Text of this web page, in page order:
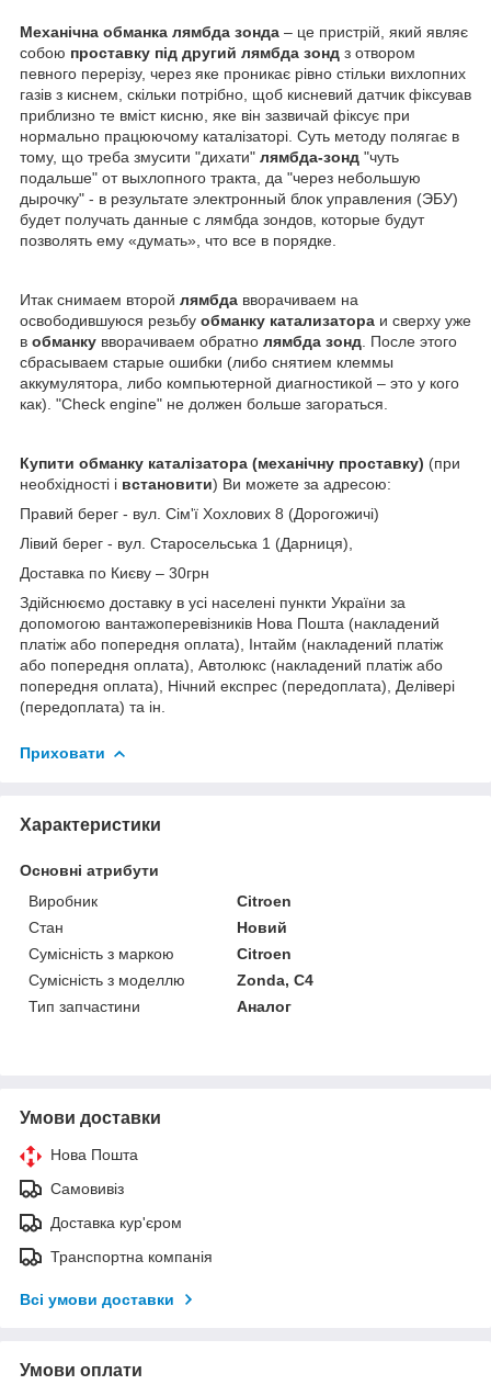
Механічна обманка лямбда зонда – це пристрій, який являє
собою проставку під другий лямбда зонд з отвором
певного перерізу, через яке проникає рівно стільки вихлопних
газів з киснем, скільки потрібно, щоб кисневий датчик фіксував
приблизно те вміст кисню, яке він зазвичай фіксує при
нормально працюючому каталізаторі. Суть методу полягає в
тому, що треба змусити "дихати" лямбда-зонд "чуть
подальше" от выхлопного тракта, да "через небольшую
дырочку" - в результате электронный блок управления (ЭБУ)
будет получать данные с лямбда зондов, которые будут
позволять ему «думать», что все в порядке.
Итак снимаем второй лямбда вворачиваем на
освободившуюся резьбу обманку катализатора и сверху уже
в обманку вворачиваем обратно лямбда зонд . После этого
сбрасываем старые ошибки (либо снятием клеммы
аккумулятора, либо компьютерной диагностикой – это у кого
как). "Check engine" не должен больше загораться.
Купити обманку каталізатора (механічну проставку) (при
необхідності і встановити) Ви можете за адресою:
Правий берег - вул. Сім'ї Хохлових 8 (Дорогожичі)
Лівий берег - вул. Старосельська 1 (Дарниця),
Доставка по Києву – 30грн
Здійснюємо доставку в усі населені пункти України за
допомогою вантажоперевізників Нова Пошта (накладений
платіж або попередня оплата), Інтайм (накладений платіж
або попередня оплата), Автолюкс (накладений платіж або
попередня оплата), Нічний експрес (передоплата), Делівері
(передоплата) та ін.
Приховати
Характеристики
Основні атрибути
Виробник
Citroen
Стан
Новий
Сумісність з маркою
Citroen
Сумісність з моделлю
Zonda, C4
Тип запчастини
Аналог
Умови доставки
Нова Пошта
Самовивіз
Доставка кур'єром
Транспортна компанія
Всі умови доставки
Умови оплати